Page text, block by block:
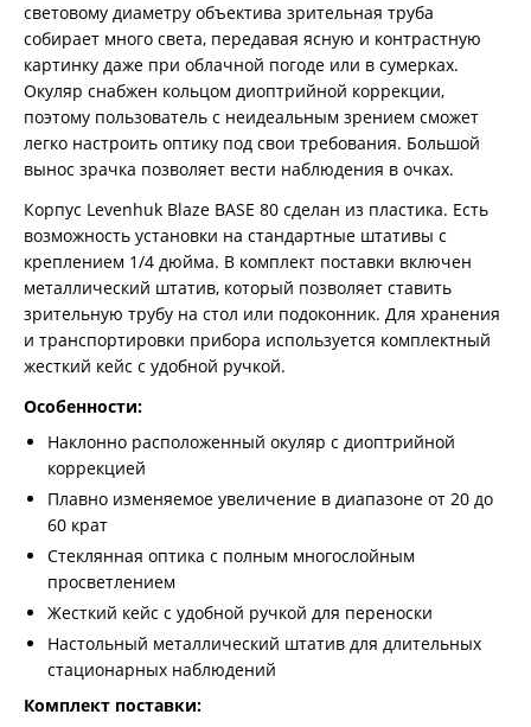
световому диаметру объектива зрительная труба
собирает много света, передавая ясную и контрастную
картинку даже при облачной погоде или в сумерках.
Окуляр снабжен кольцом диоптрийной коррекции,
поэтому пользователь с неидеальным зрением сможет
легко настроить оптику под свои требования. Большой
вынос зрачка позволяет вести наблюдения в очках.
Корпус Levenhuk Blaze BASE 80 сделан из пластика. Есть
возможность установки на стандартные штативы с
креплением 1/4 дюйма. В комплект поставки включен
металлический штатив, который позволяет ставить
зрительную трубу на стол или подоконник. Для хранения
и транспортировки прибора используется комплектный
жесткий кейс с удобной ручкой.
Особенности:
Наклонно расположенный окуляр с диоптрийной
коррекцией
Плавно изменяемое увеличение в диапазоне от 20 до
60 крат
Стеклянная оптика с полным многослойным
просветлением
Жесткий кейс с удобной ручкой для переноски
Настольный металлический штатив для длительных
стационарных наблюдений
Комплект поставки: